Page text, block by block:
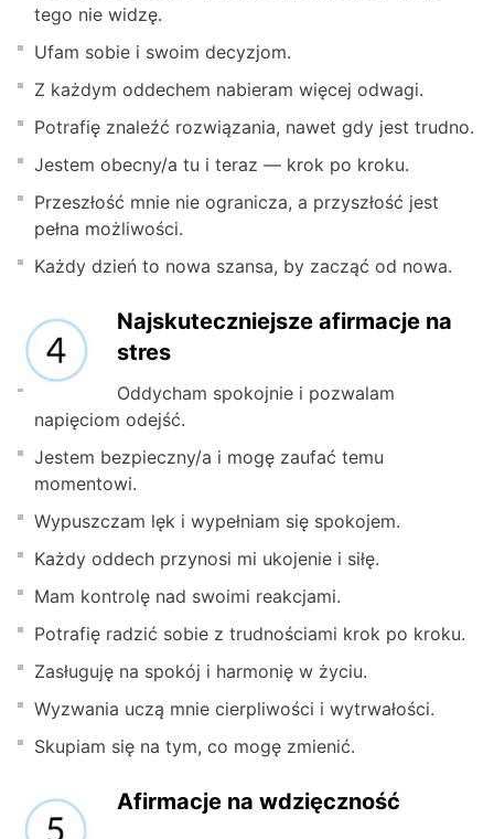
tego nie widzę.
Ufam sobie i swoim decyzjom.
Z każdym oddechem nabieram więcej odwagi.
Potrafię znaleźć rozwiązania, nawet gdy jest trudno.
Jestem obecny/a tu i teraz — krok po kroku.
Przeszłość mnie nie ogranicza, a przyszłość jest
pełna możliwości.
Każdy dzień to nowa szansa, by zacząć od nowa.
Najskuteczniejsze afirmacje na
stres
Oddycham spokojnie i pozwalam
napięciom odejść.
Jestem bezpieczny/a i mogę zaufać temu
momentowi.
Wypuszczam lęk i wypełniam się spokojem.
Każdy oddech przynosi mi ukojenie i siłę.
Mam kontrolę nad swoimi reakcjami.
Potrafię radzić sobie z trudnościami krok po kroku.
Zasługuję na spokój i harmonię w życiu.
Wyzwania uczą mnie cierpliwości i wytrwałości.
Skupiam się na tym, co mogę zmienić.
Afirmacje na wdzięczność